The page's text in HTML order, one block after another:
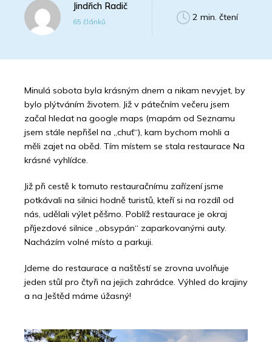
Jindřich Radič
65 článků 2 min. čtení
Minulá sobota byla krásným dnem a nikam nevyjet, by
bylo plýtváním životem. Již v pátečním večeru jsem
začal hledat na google maps (mapám od Seznamu
jsem stále nepřišel na „chuť“), kam bychom mohli a
měli zajet na oběd. Tím místem se stala restaurace Na
krásné vyhlídce.
Již při cestě k tomuto restauračnímu zařízení jsme
potkávali na silnici hodně turistů, kteří si na rozdíl od
nás, udělali výlet pěšmo. Poblíž restaurace je okraj
příjezdové silnice „obsypán“ zaparkovanými auty.
Nacházím volné místo a parkuji.
Jdeme do restaurace a naštěstí se zrovna uvolňuje
jeden stůl pro čtyři na jejich zahrádce. Výhled do krajiny
a na Ještěd máme úžasný!